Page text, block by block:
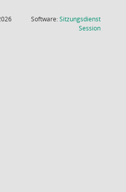
Software:Sitzungsdienst
Session(Wird in